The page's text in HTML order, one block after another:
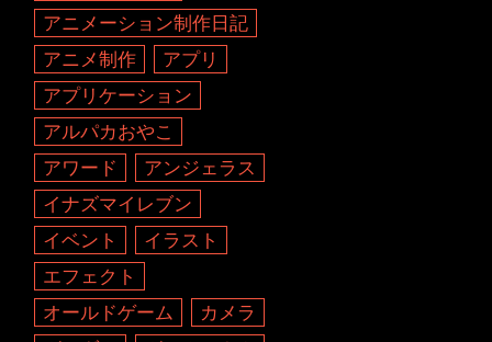
アニメーション制作日記
アニメ制作
アプリ
アプリケーション
アルパカおやこ
アワード
アンジェラス
イナズマイレブン
イベント
イラスト
エフェクト
オールドゲーム
カメラ